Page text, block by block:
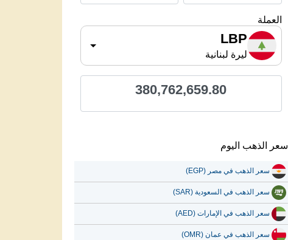
العملة
LBP
ليرة لبنانية
380,762,659.80
سعر الذهب اليوم
سعر الذهب في مصر (EGP)
سعر الذهب في السعودية (SAR)
سعر الذهب في الإمارات (AED)
سعر الذهب في عمان (OMR)